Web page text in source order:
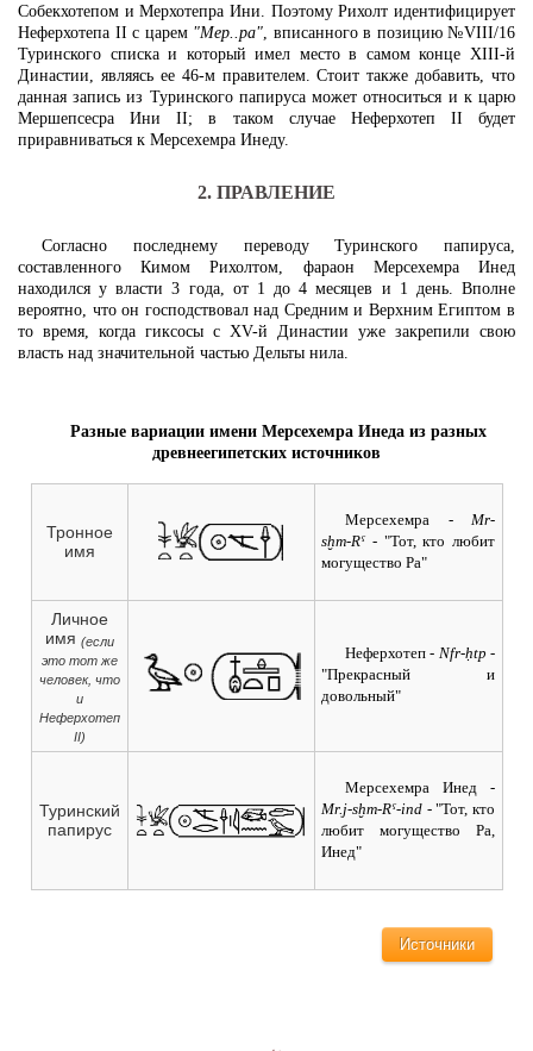
Собекхотепом и Мерхотепра Ини. Поэтому Рихолт идентифицирует
Неферхотепа II с царем "Мер..ра" , вписанного в позицию №VIII/16
Туринского списка и который имел место в самом конце XIII-й
Династии, являясь ее 46-м правителем. Стоит также добавить, что
данная запись из Туринского папируса может относиться и к царю
Мершепсесра Ини II; в таком случае Неферхотеп II будет
приравниваться к Мерсехемра Инеду.
2. ПРАВЛЕНИЕ
Согласно последнему переводу Туринского папируса,
составленного Кимом Рихолтом, фараон Мерсехемра Инед
находился у власти 3 года, от 1 до 4 месяцев и 1 день. Вполне
вероятно, что он господствовал над Средним и Верхним Египтом в
то время, когда гиксосы с XV-й Династии уже закрепили свою
власть над значительной частью Дельты нила.
Разные вариации имени Мерсехемра Инеда из разных
древнеегипетских источников
Тронное
имя
Мерсехемра - Mr-
sḫm-Rˁ - "Тот, кто любит
могущество Ра"
Личное
имя (если
это тот же
человек, что
и
Неферхотеп
II)
Неферхотеп - Nfr-ḥtp -
"Прекрасный и
довольный"
Туринский
папирус
Мерсехемра Инед -
Mr.j-sḫm-Rˁ-ind -"Тот, кто
любит могущество Ра,
Инед"
Источники